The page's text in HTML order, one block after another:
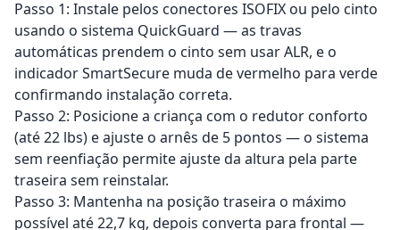
Passo 1: Instale pelos conectores ISOFIX ou pelo cinto
usando o sistema QuickGuard — as travas
automáticas prendem o cinto sem usar ALR, e o
indicador SmartSecure muda de vermelho para verde
confirmando instalação correta.
Passo 2: Posicione a criança com o redutor conforto
(até 22 lbs) e ajuste o arnês de 5 pontos — o sistema
sem reenfiação permite ajuste da altura pela parte
traseira sem reinstalar.
Passo 3: Mantenha na posição traseira o máximo
possível até 22,7 kg, depois converta para frontal —